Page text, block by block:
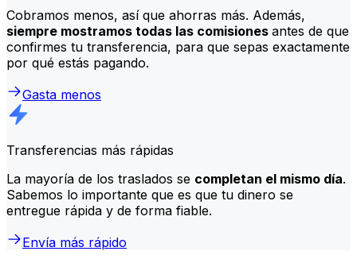
Cobramos menos, así que ahorras más. Además,
siempre mostramos todas las comisiones antes de que
confirmes tu transferencia, para que sepas exactamente
por qué estás pagando.
Gasta menos
Transferencias más rápidas
La mayoría de los traslados se completan el mismo día.
Sabemos lo importante que es que tu dinero se
entregue rápida y de forma fiable.
Envía más rápido